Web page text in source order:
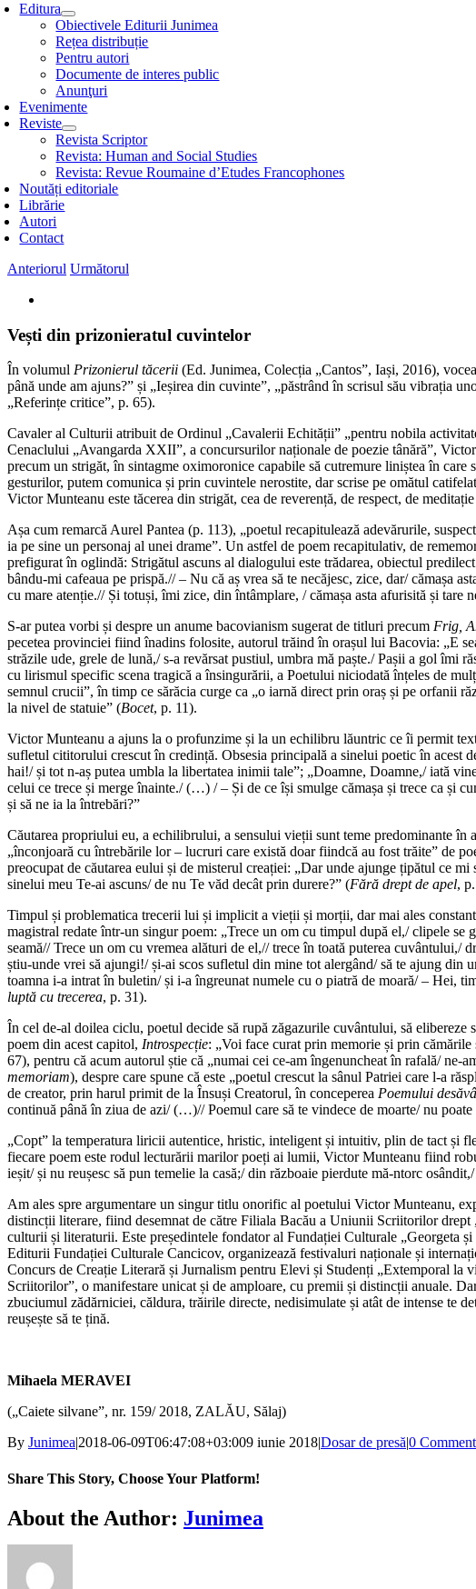
Editura
Obiectivele Editurii Junimea
Rețea distribuție
Pentru autori
Documente de interes public
Anunţuri
Evenimente
Reviste
Revista Scriptor
Revista: Human and Social Studies
Revista: Revue Roumaine d’Etudes Francophones
Noutăți editoriale
Librărie
Autori
Contact
Anteriorul Următorul
Image
Vești din prizonieratul cuvintelor
În volumul Prizonierul tăcerii (Ed. Junimea, Colecția „Cantos”, Iași, 2016),
până unde am ajuns?” și „Ieșirea din cuvinte”, „păstrând în scrisul său vibrația
„Referințe critice”, p. 65).
Cavaler al Culturii atribuit de Ordinul „Cavalerii Echității” „pentru nobila
Cenaclului „Avangarda XXII”, a concursurilor naționale de poezie tânără”,
precum un strigăt, în sintagme oximoronice capabile să cutremure liniștea în
gesturilor, putem comunica și prin cuvintele nerostite, dar scrise pe omătul
Victor Munteanu este tăcerea din strigăt, cea de reverență, de respect, de
Așa cum remarcă Aurel Pantea (p. 113), „poetul recapitulează adevărurile,
ia pe sine un personaj al unei drame”. Un astfel de poem recapitulativ, de
prefigurat în oglindă: Strigătul ascuns al dialogului este trădarea, obiectul
bându-mi cafeaua pe prispă.// – Nu că aș vrea să te necăjesc, zice, dar/ cămașa
cu mare atenție.// Și totuși, îmi zice, din întâmplare, / cămașa asta afurisită și
S-ar putea vorbi și despre un anume bacovianism sugerat de titluri precum Frig,
pecetea provinciei fiind înadins folosite, autorul trăind în orașul lui Bacovia: „E
străzile ude, grele de lună,/ s-a revărsat pustiul, umbra mă paște./ Pașii a gol îmi
cu lirismul specific scena tragică a însingurării, a Poetului niciodată înțeles de
semnul crucii”, în timp ce sărăcia curge ca „o iarnă direct prin oraș și pe orfanii
la nivel de statuie” (Bocet, p. 11).
Victor Munteanu a ajuns la o profunzime și la un echilibru lăuntric ce îi permit
sufletul cititorului crescut în credință. Obsesia principală a sinelui poetic în acest
hai!/ și tot n-aș putea umbla la libertatea inimii tale”; „Doamne, Doamne,/ iată
celui ce trece și merge înainte./ (…) / – Și de ce își smulge cămașa și trece ca și
și să ne ia la întrebări?”
Căutarea propriului eu, a echilibrului, a sensului vieții sunt teme predominante
„înconjoară cu întrebările lor – lucruri care există doar fiindcă au fost trăite” de
preocupat de căutarea eului și de misterul creației: „Dar unde ajunge țipătul ce
sinelui meu Te-ai ascuns/ de nu Te văd decât prin durere?” (Fără drept de apel,
Timpul și problematica trecerii lui și implicit a vieții și morții, dar mai ales
magistral redate într-un singur poem: „Trece un om cu timpul după el,/ clipele
seamă// Trece un om cu vremea alături de el,// trece în toată puterea
știu-unde vrei să ajungi!/ și-ai scos sufletul din mine tot alergând/ să te ajung
toamna i-a intrat în buletin/ și i-a îngreunat numele cu o piatră de moară/ – Hei,
luptă cu trecerea, p. 31).
În cel de-al doilea ciclu, poetul decide să rupă zăgazurile cuvântului, să
poem din acest capitol, Introspecție: „Voi face curat prin memorie și prin
67), pentru că acum autorul știe că „numai cei ce-am îngenuncheat în rafală/
memoriam), despre care spune că este „poetul crescut la sânul Patriei care l-a
de creator, prin harul primit de la Însuși Creatorul, în conceperea Poemului
continuă până în ziua de azi/ (…)// Poemul care să te vindece de moarte/ nu
„Copt” la temperatura liricii autentice, hristic, inteligent și intuitiv, plin de tact și
fiecare poem este rodul lecturării marilor poeți ai lumii, Victor Munteanu fiind
ieșit/ și nu reușesc să pun temelie la casă;/ din războaie pierdute mă-ntorc
Am ales spre argumentare un singur titlu onorific al poetului Victor Munteanu,
distincții literare, fiind desemnat de către Filiala Bacău a Uniunii Scriitorilor drept
culturii și literaturii. Este președintele fondator al Fundației Culturale „Georgeta
Editurii Fundației Culturale Cancicov, organizează festivaluri naționale și
Concurs de Creație Literară și Jurnalism pentru Elevi și Studenți „Extemporal
Scriitorilor”, o manifestare unicat și de amploare, cu premii și distincții anuale.
zbuciumul zădărniciei, căldura, trăirile directe, nedisimulate și atât de intense te
reușește să te țină.
Mihaela MERAVEI
(„Caiete silvane”, nr. 159/ 2018, ZALĂU, Sălaj)
By Junimea|2018-06-09T06:47:08+03:009 iunie 2018|Dosar de presă|0
Share This Story, Choose Your Platform!
Facebook
X
Bluesky
Reddit
LinkedIn
WhatsApp
Telegram
Tumblr
Xing
Email
Copy
Link
About the Author: Junimea